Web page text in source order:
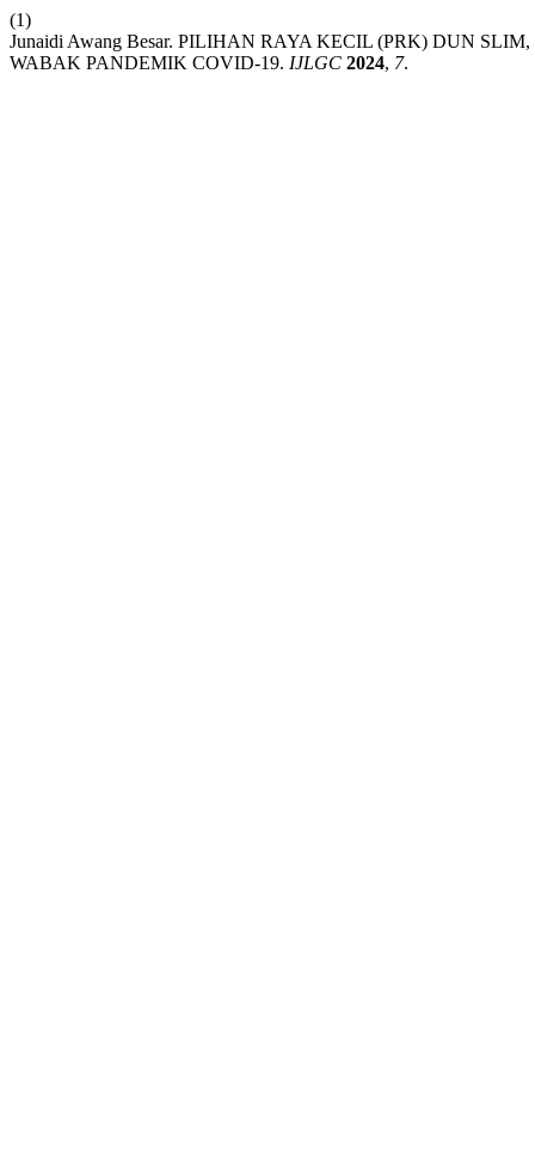
(1)
Junaidi Awang Besar. PILIHAN RAYA KECIL (PRK) DUN
WABAK PANDEMIK COVID-19. IJLGC 2024, 7.